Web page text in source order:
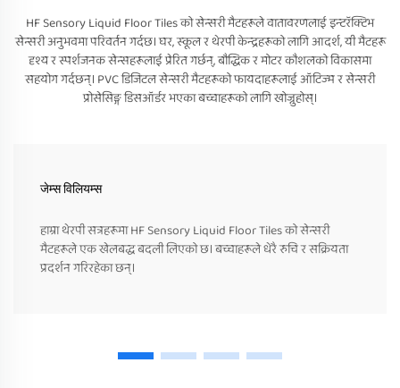
HF Sensory Liquid Floor Tiles को सेन्सरी मैटहरूले वातावरणलाई इन्टरॅक्टिभ
सेन्सरी अनुभवमा परिवर्तन गर्दछ। घर, स्कूल र थेरपी केन्द्रहरूको लागि आदर्श, यी मैटहरू
दृश्य र स्पर्शजनक सेन्सहरूलाई प्रेरित गर्छन्, बौद्धिक र मोटर कौशलको विकासमा
सहयोग गर्दछन्। PVC डिजिटल सेन्सरी मैटहरूको फायदाहरूलाई ऑटिज्म र सेन्सरी
प्रोसेसिङ्ग डिसऑर्डर भएका बच्चाहरूको लागि खोज्नुहोस्।
जेम्स विलियम्स
हाम्रा थेरपी सत्रहरूमा HF Sensory Liquid Floor Tiles को सेन्सरी
मैटहरूले एक खेलबद्ध बदली लिएको छ। बच्चाहरूले धेरै रुचि र सक्रियता
प्रदर्शन गरिरहेका छन्।